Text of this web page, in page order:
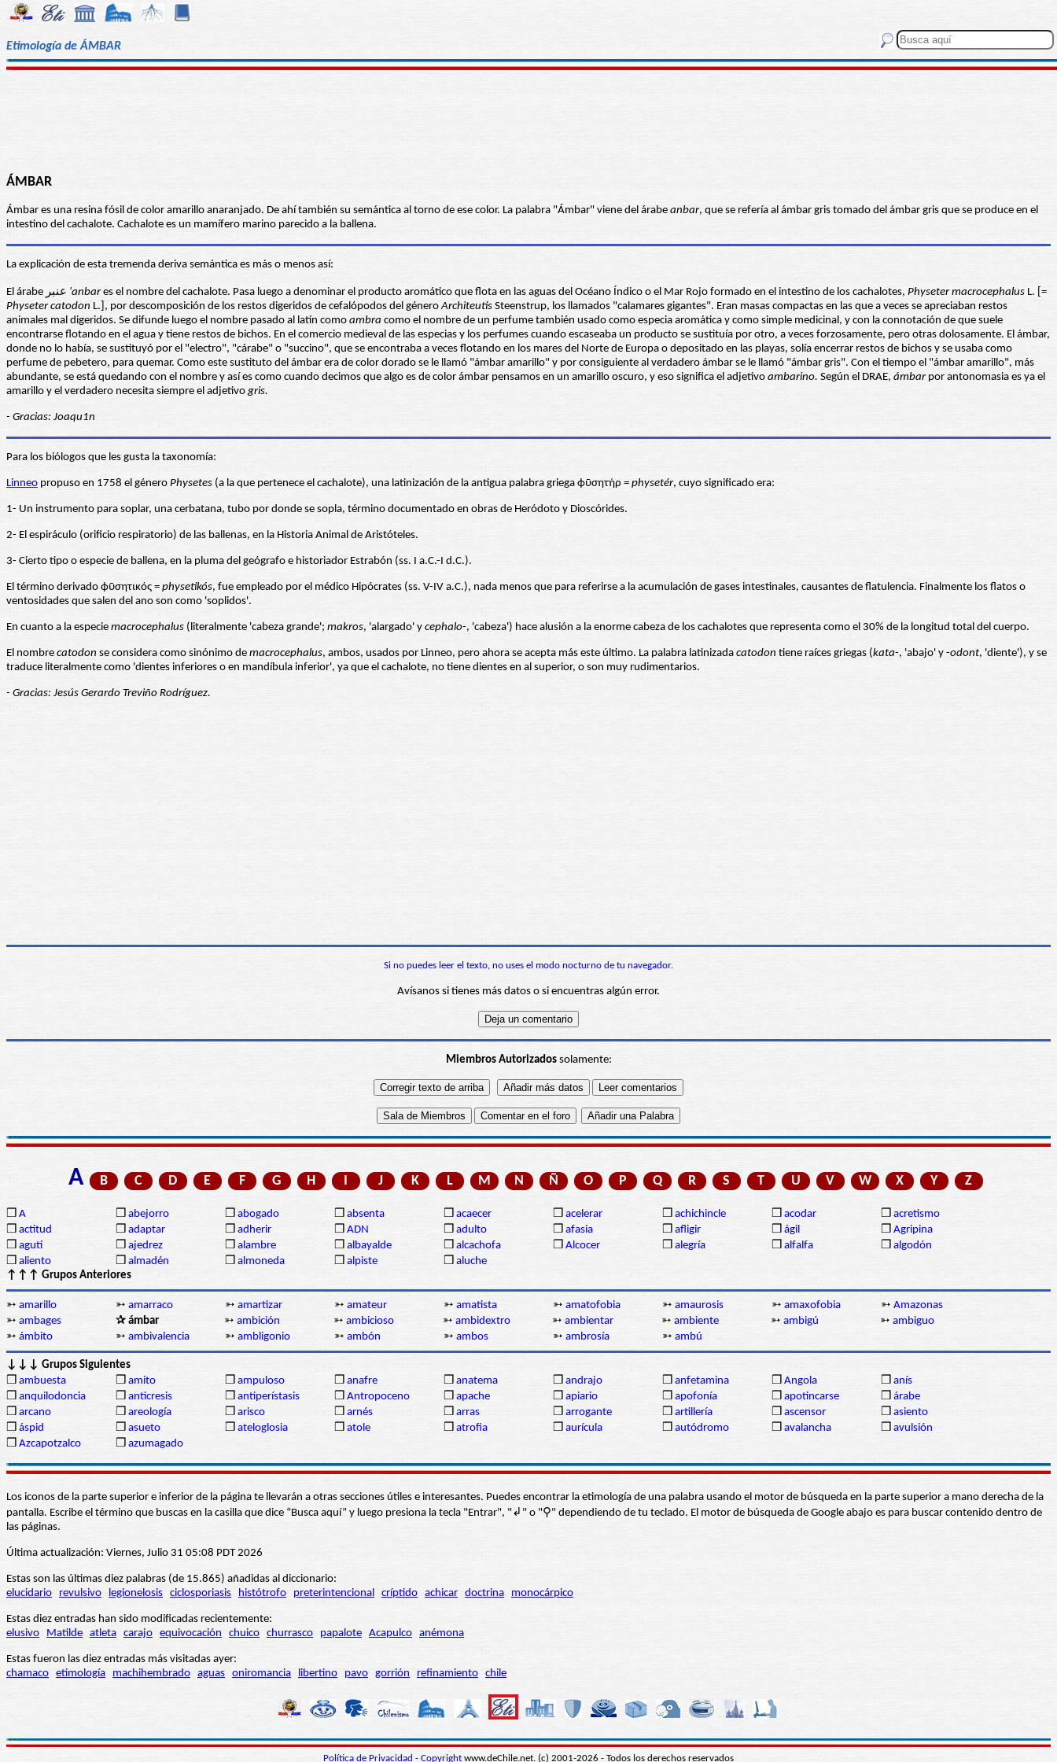
Etimología de ÁMBAR
ÁMBAR
Ámbar es una resina fósil de color amarillo anaranjado. De ahí también su semántica al torno de ese color. La palabra "Ámbar" viene del árabe anbar, que se refería al ámbar gris tomado del ámbar gris que se produce en el
intestino del cachalote. Cachalote es un mamífero marino parecido a la ballena.
La explicación de esta tremenda deriva semántica es más o menos así:
'anbares el nombre del cachalote. Pasa luego a denominar el producto aromático que flota en las aguas del Océano Índico o el Mar Rojo formado en el intestino de los cachalotes, Physeter macrocephalus L. [=
Physeter catodon L.], por descomposición de los restos digeridos de cefalópodos del géneroArchiteutis Steenstrup, los llamados "calamares gigantes". Eran masas compactas en las que a veces se apreciaban restos
animales mal digeridos. Se difunde luego el nombre pasado al latín como ambra como el nombre de un perfume también usado como especia aromática y como simple medicinal, y con la connotación de que suele
encontrarse flotando en el agua y tiene restos de bichos. En el comercio medieval de las especias y los perfumes cuando escaseaba un producto se sustituía por otro, a veces forzosamente, pero otras dolosamente. El ámbar,
donde no lo había, se sustituyó por el "electro", "cárabe" o "succino", que se encontraba a veces flotando en los mares del Norte de Europa o depositado en las playas, solía encerrar restos de bichos y se usaba como
perfume de pebetero, para quemar. Como este sustituto del ámbar era de color dorado se le llamó "ámbar amarillo" y por consiguiente al verdadero ámbar se le llamó "ámbar gris". Con el tiempo el "ámbar amarillo", más
abundante, se está quedando con el nombre y así es como cuando decimos que algo es de color ámbar pensamos en un amarillo oscuro, y eso significa el adjetivo ambarino. Según el DRAE, ámbarpor antonomasia es ya el
amarillo y el verdadero necesita siempre el adjetivogris.
- Gracias: Joaqu1n
Para los biólogos que les gusta la taxonomía:
Linneo propuso en 1758 el género Physetes (a la que pertenece el cachalote), una latinización de la antigua palabra griega ϕῡσητήρ = physetér, cuyo significado era:
1- Un instrumento para soplar, una cerbatana, tubo por donde se sopla, término documentado en obras de Heródoto y Dioscórides.
2- El espiráculo (orificio respiratorio) de las ballenas, en la Historia Animal de Aristóteles.
3- Cierto tipo o especie de ballena, en la pluma del geógrafo e historiador Estrabón (ss. I a.C.-I d.C.).
El término derivado ϕῡσητικός = physetikós, fue empleado por el médico Hipócrates (ss. V-IV a.C.), nada menos que para referirse a la acumulación de gases intestinales, causantes de flatulencia. Finalmente los flatos o
ventosidades que salen del ano son como 'soplidos'.
En cuanto a la especie macrocephalus (literalmente 'cabeza grande'; makros, 'alargado' y cephalo-, 'cabeza') hace alusión a la enorme cabeza de los cachalotes que representa como el 30% de la longitud total del cuerpo.
El nombre catodon se considera como sinónimo de macrocephalus, ambos, usados por Linneo, pero ahora se acepta más este último. La palabra latinizada catodon tiene raíces griegas (kata-, 'abajo' y -odont, 'diente'), y se
traduce literalmente como 'dientes inferiores o en mandíbula inferior', ya que el cachalote, no tiene dientes en al superior, o son muy rudimentarios.
- Gracias: Jesús Gerardo Treviño Rodríguez.
Si no puedes leer el texto, no uses el modo nocturno de tu navegador.
Avísanos si tienes más datos o si encuentras algún error.
Miembros Autorizadossolamente:
A B C D E F G H I J K L M N Ñ O P Q R S T U V W X Y Z
❒ A ❒ abejorro ❒ abogado ❒ absenta ❒ acaecer ❒ acelerar ❒ achichincle ❒ acodar ❒ acretismo
❒ actitud ❒ adaptar ❒ adherir ❒ ADN ❒ adulto ❒ afasia ❒ afligir ❒ ágil ❒ Agripina
❒ agutí ❒ ajedrez ❒ alambre ❒ albayalde ❒ alcachofa ❒ Alcocer ❒ alegría ❒ alfalfa ❒ algodón
❒ aliento ❒ almadén ❒ almoneda ❒ alpiste ❒ aluche
↑↑↑ Grupos Anteriores
➳ amarillo ➳ amarraco ➳ amartizar ➳ amateur ➳ amatista ➳ amatofobia ➳ amaurosis ➳ amaxofobia ➳ Amazonas
➳ ambages ✰ ámbar ➳ ambición ➳ ambicioso ➳ ambidextro ➳ ambientar ➳ ambiente ➳ ambigú ➳ ambiguo
➳ ámbito ➳ ambivalencia ➳ ambligonio ➳ ambón ➳ ambos ➳ ambrosía ➳ ambú
↓↓↓ Grupos Siguientes
❒ ambuesta ❒ amito ❒ ampuloso ❒ anafre ❒ anatema ❒ andrajo ❒ anfetamina ❒ Angola ❒ anís
❒ anquilodoncia ❒ anticresis ❒ antiperístasis ❒ Antropoceno ❒ apache ❒ apiario ❒ apofonía ❒ apotincarse ❒ árabe
❒ arcano ❒ areología ❒ arisco ❒ arnés ❒ arras ❒ arrogante ❒ artillería ❒ ascensor ❒ asiento
❒ áspid ❒ asueto ❒ ateloglosia ❒ atole ❒ atrofia ❒ aurícula ❒ autódromo ❒ avalancha ❒ avulsión
❒ Azcapotzalco ❒ azumagado
Los iconos de la parte superior e inferior de la página te llevarán a otras secciones útiles e interesantes. Puedes encontrar la etimología de una palabra usando el motor de búsqueda en la parte superior a mano derecha de la
pantalla. Escribe el término que buscas en la casilla que dice “Busca aquí” y luego presiona la tecla "Entrar", "↲" o "⚲" dependiendo de tu teclado. El motor de búsqueda de Google abajo es para buscar contenido dentro de
las páginas.
Última actualización: Viernes, Julio 31 05:08 PDT 2026
Estas son las últimas diez palabras (de 15.865) añadidas al diccionario:
elucidario
revulsivo legionelosis ciclosporiasis histótrofo preterintencional críptido achicar doctrina monocárpico
Estas diez entradas han sido modificadas recientemente:
elusivo
Matilde atleta carajo equivocación chuico churrasco papalote Acapulco anémona
Estas fueron las diez entradas más visitadas ayer:
chamaco etimología machihembrado aguas oniromancia libertino pavo gorrión refinamiento chile
Política de Privacidad - Copyright www.deChile.net. (c) 2001-2026 - Todos los derechos reservados